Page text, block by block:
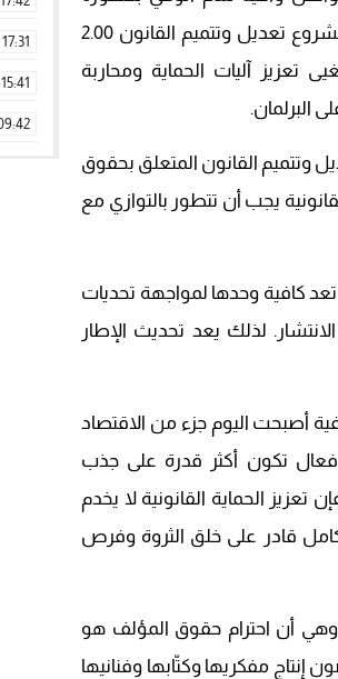
ظاهرة القرصنة الرقمية، ما جعلها تشتغل على ملف “إعداد مشروع تعديل وتتميم القانون 2.00
تعزيز آليات الحماية ومحاربة
البرلمان.
وتتميم القانون المتعلق بحقوق
يجب أن تتطور بالتوازي مع
كافية وحدها لمواجهة تحديات
لذلك يعد تحديث الإطار
أصبحت اليوم جزء من الاقتصاد
فعال تكون أكثر قدرة على جذب
تعزيز الحماية القانونية لا يخدم
قادر على خلق الثروة وفرص
أن احترام حقوق المؤلف هو
إنتاج مفكريها وكتّابها وفنانيها
17:31
15:41